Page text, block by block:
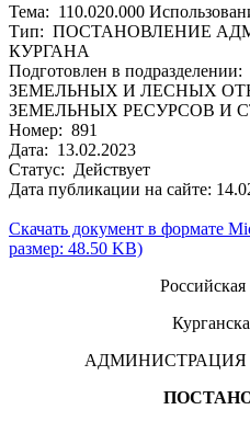
Тема: 110.020.000
Тип: ПОСТАНОВЛЕНИЕ
КУРГАНА
Подготовлен в
ЗЕМЕЛЬНЫХ И ЛЕСНЫХ
ЗЕМЕЛЬНЫХ РЕСУРСОВ И
Номер: 891
Дата: 13.02.2023
Статус: Действует
Дата публикации на сайте:
Скачать документ в формате
размер: 48.50 KB)
АДМИНИСТРАЦИЯ